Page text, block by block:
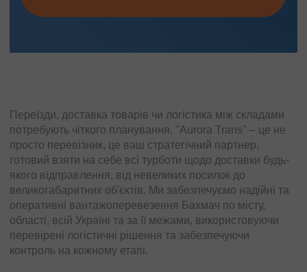
Переїзди, доставка товарів чи логістика між складами
потребують чіткого планування. "Aurora Trans" – це не
просто перевізник, це ваш стратегічний партнер,
готовий взяти на себе всі турботи щодо доставки будь-
якого відправлення, від невеликих посилок до
великогабаритних об'єктів. Ми забезпечуємо надійні та
оперативні вантажоперевезення Бахмач по місту,
області, всій Україні та за її межами, використовуючи
перевірені логістичні рішення та забезпечуючи
контроль на кожному етапі.